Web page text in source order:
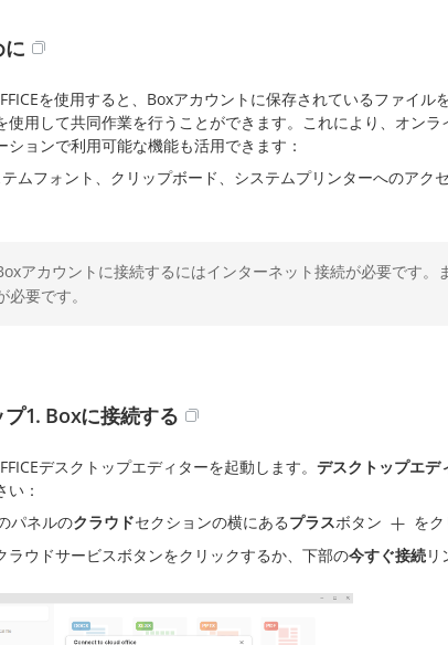
に
を使用すると、Boxアカウントに保存されているファイルを
使用して共同作業を行うことができます。これにより、オン
ションで利用可能な機能も活用できます：
ムフォント、クリップボード、システムプリンターへのアクセ
アカウントに接続するにはインターネット接続が必要です
必要です。
1. Boxに接続する
デスクトップエディターを起動します。 デスクトップエデ
い：
パネルのクラウドセクションの横にあるプラスボタン
をク
ラウドサービスボタンをクリックするか、下部の今すぐ接続リ